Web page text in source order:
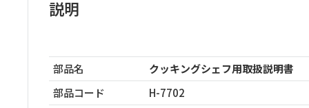
説明
部品名
クッキングシェフ用取扱説明書
部品コード
H-7702